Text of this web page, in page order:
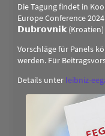
Die Tagung findet in
Europe Conference
𝗗𝘂𝗯𝗿𝗼𝘃𝗻𝗶𝗸 (Kroatien)
Vorschläge für Panels
werden. Für
Details unter leibniz-